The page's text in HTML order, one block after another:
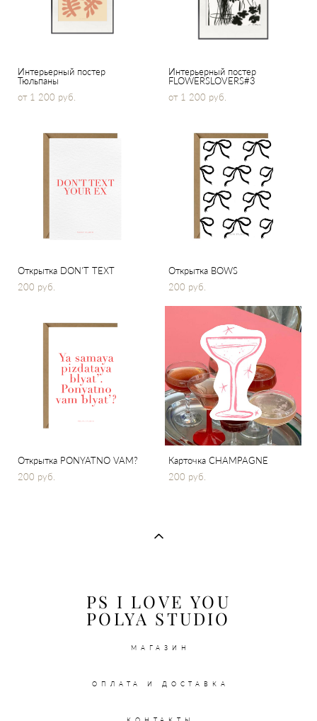
Интерьерный постер
Тюльпаны
от 1 200 pуб.
Интерьерный постер
FLOWERSLOVERS#3
от 1 200 pуб.
Открытка DON'T TEXT
200 pуб.
Открытка BOWS
200 pуб.
Открытка PONYATNO VAM?
200 pуб.
Карточка CHAMPAGNE
200 pуб.
PS I LOVE YOU
POLYA STUDIO
МАГАЗИН
ОПЛАТА И ДОСТАВКА